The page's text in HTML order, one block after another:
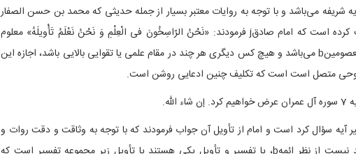
شریفه می‌باشد و با توجه به روایات معتبر بسیار از جمله حدیثی که محمد بن حسن الصفار
در کتاب بصائر الدرجات (ج 1، ص 204) روایت کرده است که امام صادقj فرمودند: «نَحْنُ‌ الرّاسِخُونَ‌ فی الْعِلْمِ‌ وَ نَحْنُ نَعْلَمُ تَأْویلَهُ» معلوم
می‌شود که تأویل سخن الله تعالی در انحصار معصومینb می‌باشد و هیچ کس دیگری هر چند در مقام علمی یا تقوایی بالایی باشد، اجازه این
به وحی متصل است است که تکلیف چنین ادعایی روشن است.
آیه سؤال کرد است و امام از تأویل آن جواب فرمودند که با توجه به وثاقت و دقت روات و